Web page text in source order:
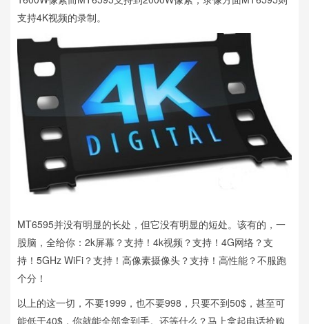
支持4K视频的录制。
MT6595并没有明显的长处，但它没有明显的短处。该有的，一
股脑，全给你：2k屏幕？支持！4k视频？支持！4G网络？支
持！5GHz WiFi？支持！高像素摄像头？支持！高性能？不服跑
个分！
以上的这一切，不要1999，也不要998，只要不到50$，甚至可
能低于40$，你就能全部拿到手。还等什么？马上拿起电话抢购